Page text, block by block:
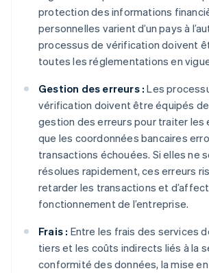
protection des informations
personnelles varient d’un pays à
processus de vérification doivent
toutes les réglementations en
Gestion des erreurs : Les
vérification doivent être équipés
gestion des erreurs pour traiter les
que les coordonnées bancaires
transactions échouées. Si elles ne
résolues rapidement, ces erreurs
retarder les transactions et
fonctionnement de l’entreprise.
Frais : Entre les frais des services
tiers et les coûts indirects liés à la
conformité des données, la mise